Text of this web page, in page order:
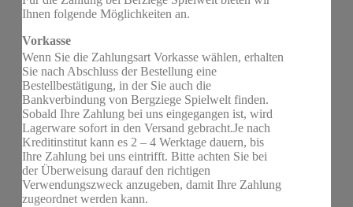
Ihnen folgende Möglichkeiten an.
Vorkasse
Wenn Sie die Zahlungsart Vorkasse wählen, erhalten
Sie nach Abschluss der Bestellung eine
Bestellbestätigung, in der Sie auch die
Bankverbindung von Bergziege Spielwelt finden.
Sobald Ihre Zahlung bei uns eingegangen ist, wird
Lagerware sofort in den Versand gebracht.Je nach
Kreditinstitut kann es 2 – 4 Werktage dauern, bis
Ihre Zahlung bei uns eintrifft. Bitte achten Sie bei
der Überweisung darauf den richtigen
Verwendungszweck anzugeben, damit Ihre Zahlung
zugeordnet werden kann.